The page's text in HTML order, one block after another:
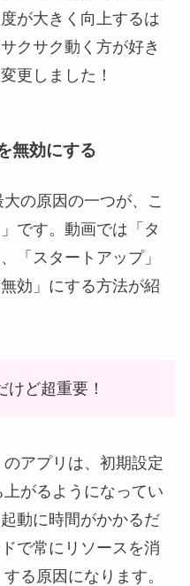
が大きく向上するは
クサク動く方が好き
更しました！
無効にする
の原因の一つが、こ
です。動画では「タ
「スタートアップ」
効」にする方法が紹
けど超重要！
アプリは、初期設定
がるようになってい
動に時間がかかるだ
で常にリソースを消
る原因になります。